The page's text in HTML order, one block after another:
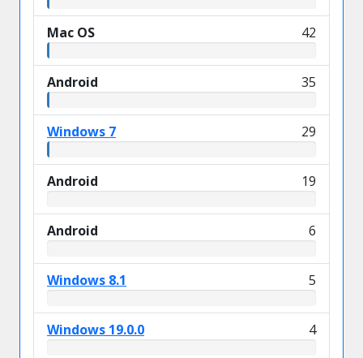
Mac OS 42
Android 35
Windows 7 29
Android 19
Android 6
Windows 8.1 5
Windows 19.0.0 4